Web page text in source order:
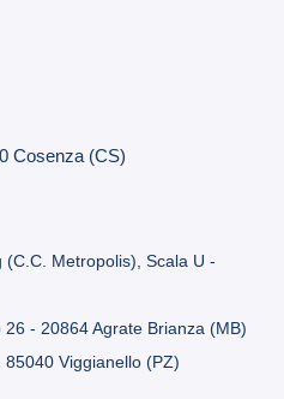
Cosenza (CS)
(C.C. Metropolis), Scala U -
26 - 20864 Agrate Brianza (MB)
85040 Viggianello (PZ)